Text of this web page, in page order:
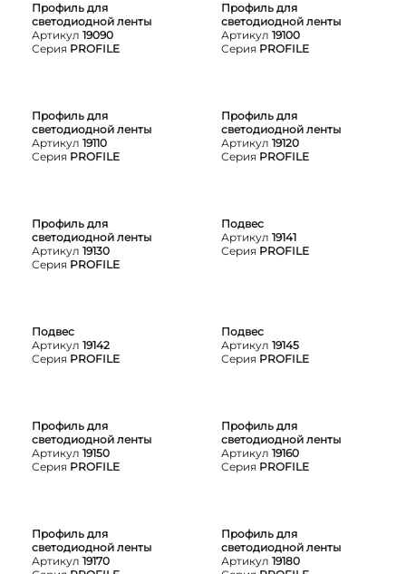
Профиль для
светодиодной ленты
Артикул 19090
Серия PROFILE
Профиль для
светодиодной ленты
Артикул 19100
Серия PROFILE
Профиль для
светодиодной ленты
Артикул 19110
Серия PROFILE
Профиль для
светодиодной ленты
Артикул 19120
Серия PROFILE
Профиль для
светодиодной ленты
Артикул 19130
Серия PROFILE
Подвес
Артикул 19141
Серия PROFILE
Подвес
Артикул 19142
Серия PROFILE
Подвес
Артикул 19145
Серия PROFILE
Профиль для
светодиодной ленты
Артикул 19150
Серия PROFILE
Профиль для
светодиодной ленты
Артикул 19160
Серия PROFILE
Профиль для
светодиодной ленты
Артикул 19170
Профиль для
светодиодной ленты
Артикул 19180